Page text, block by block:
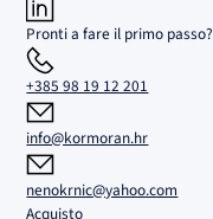
Pronti a fare il primo passo?
+385 98 19 12 201
info@kormoran.hr
nenokrnic@yahoo.com
Acquisto